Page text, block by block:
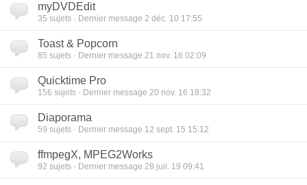
myDVDEdit
35 sujets · Dernier message 2 déc. 10 17:55
Toast & Popcorn
85 sujets · Dernier message 21 nov. 16 02:09
Quicktime Pro
156 sujets · Dernier message 20 nov. 16 18:32
Diaporama
59 sujets · Dernier message 12 sept. 15 15:12
ffmpegX, MPEG2Works
92 sujets · Dernier message 28 juil. 19 09:41